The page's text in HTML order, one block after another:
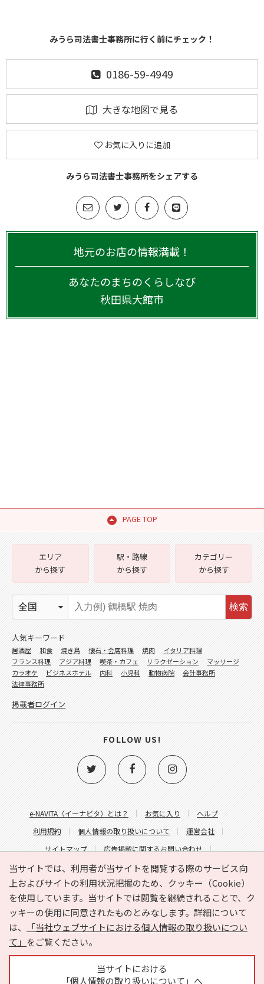
みうら司法書士事務所に行く前にチェック！
0186-59-4949
大きな地図で見る
お気に入りに追加
みうら司法書士事務所をシェアする
地元のお店の情報満載！
あなたのまちのくらしなび
秋田県大館市
PAGE TOP
当サイトでは、利用者が当サイトを閲覧する際のサービス向
上およびサイトの利用状況把握のため、クッキー（Cookie）
を使用しています。当サイトでは閲覧を継続されることで、ク
ッキーの使用に同意されたものとみなします。詳細について
は、
「当社ウェブサイトにおける個人情報の取り扱いについ
て」 をご覧ください。
当サイトにおける
「個人情報の取り扱いについて」へ
e-NAVITA（イーナビタ）とは？ お気に入り
ヘルプ
利用規約
個人情報の取り扱いについて
運営会社
サイトマップ
広告掲載に関するお問い合わせ
サイトの内容に関するお問い合わせ
エリア
から探す
駅・路線
から探す
カテゴリー
から探す
検索
人気キーワード
居酒屋 和食 焼き鳥 懐石・会席料理 焼肉
イタリア料理
フランス料理
アジア料理 喫茶・カフェ リラクゼーション
マッサージ
カラオケ
ビジネスホテル 内科 小児科 動物病院
会計事務所
法律事務所
掲載者ログイン
FOLLOW US!
Copyright © HYOJITO.Co.,Ltd. All Rights Reserved.